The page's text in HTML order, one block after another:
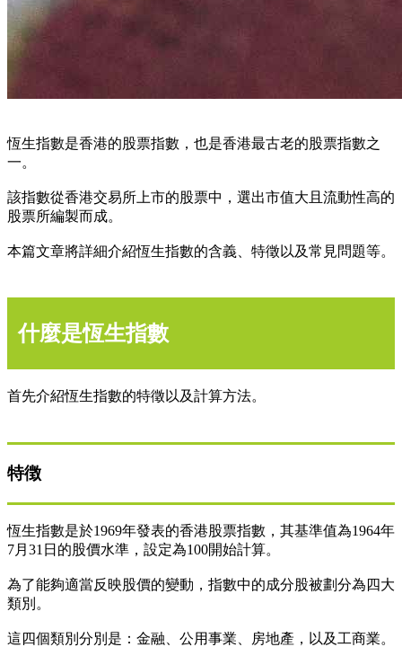
恆生指數是香港的股票指數，也是香港最古老的股票指數之
一。
該指數從香港交易所上市的股票中，選出市值大且流動性高的
股票所編製而成。
本篇文章將詳細介紹恆生指數的含義、特徵以及常見問題等。
什麼是恆生指數
首先介紹恆生指數的特徵以及計算方法。
特徴
恆生指數是於1969年發表的香港股票指數，其基準值為1964年
7月31日的股價水準，設定為100開始計算。
為了能夠適當反映股價的變動，指數中的成分股被劃分為四大
類別。
這四個類別分別是：金融、公用事業、房地產，以及工商業。